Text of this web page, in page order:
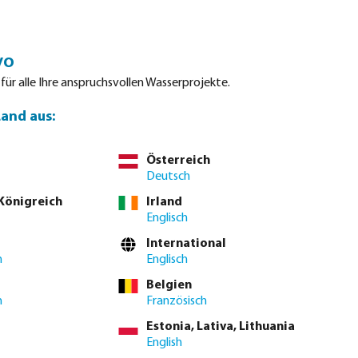
Waterpoints Service
Sie direkt über dievollständige Produkttabelle
Bitte
alle Ihre anspruchsvollen Wasserprojekte.
aus:
Österreich
Deutsch
Irland
Englisch
International
Englisch
Belgien
Französisch
Estonia, Lativa, Lithuania
English